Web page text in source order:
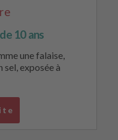
10 ans
une falaise,
sel, exposée à